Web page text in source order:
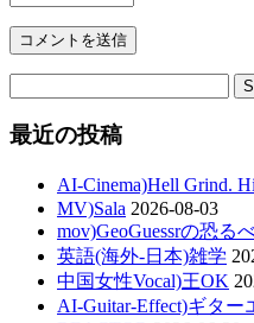
最近の投稿
AI-Cinema)Hell Grind.
MV)Sala 2026-08-03
mov)GeoGuessrの恐る
英語(海外-日本)雑学
中国女性Vocal)王OK
AI-Guitar-Effect)ギタ